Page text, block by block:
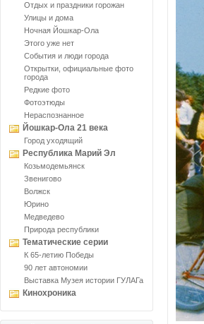
Отдых и праздники горожан
Улицы и дома
Ночная Йошкар-Ола
Этого уже нет
События и люди города
Открытки, официальные фото
города
Редкие фото
Фотоэтюды
Нераспознанное
Йошкар-Ола 21 века
Город уходящий
Республика Марий Эл
Козьмодемьянск
Звенигово
Волжск
Юрино
Медведево
Природа республики
Тематические серии
К 65-летию Победы
90 лет автономии
Выставка Музея истории ГУЛАГа
Кинохроника